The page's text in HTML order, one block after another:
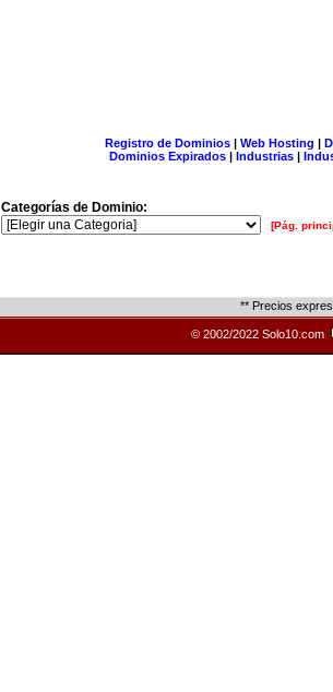
Registro de Dominios| Web Hosting |
Dominios Expirados | Industrias |
Categorías de Dominio:
[Pág.
** Precios
© 2002/2022 Solo10.com